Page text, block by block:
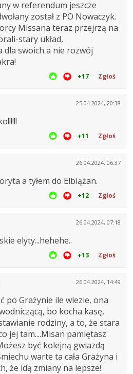
w referendum jeszcze
został z PO Nowaczyk.
Missana teraz przejrzą na
stary układ,
dla swoich a nie rozwój
+17 Zgłoś
25.04.2024, 20:38
+11 Zgłoś
26.04.2024, 06:37
a tyłem do Elblążan.
+12 Zgłoś
26.04.2024, 07:18
elyty...hehehe..
+13 Zgłoś
26.04.2024, 14:49
po Grażynie ile wlezie, ona
bo kocha kasę,
rodziny, a to, że stara
jej tam....Misan pamiętasz
być kolejną gwiazdą
warte ta cała Grażyna i
że idą zmiany na lepsze!